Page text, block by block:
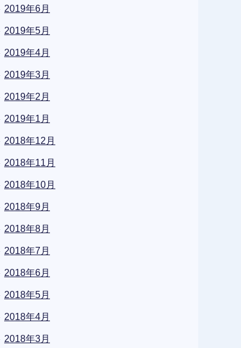
2019年6月
2019年5月
2019年4月
2019年3月
2019年2月
2019年1月
2018年12月
2018年11月
2018年10月
2018年9月
2018年8月
2018年7月
2018年6月
2018年5月
2018年4月
2018年3月